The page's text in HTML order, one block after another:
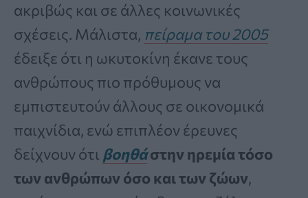
ακριβώς και σε άλλες κοινωνικές
σχέσεις. Μάλιστα, πείραμα του 2005
έδειξε ότι η ωκυτοκίνη έκανε τους
ανθρώπους πιο πρόθυμους να
εμπιστευτούν άλλους σε οικονομικά
παιχνίδια, ενώ επιπλέον έρευνες
δείχνουν ότι βοηθάστην ηρεμία τόσο
των ανθρώπων όσο και των ζώων,